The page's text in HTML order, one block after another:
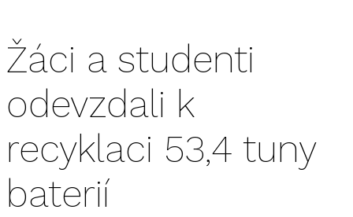
Žáci a studenti
odevzdali k
recyklaci 53,4 tuny
baterií